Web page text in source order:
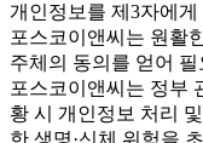
개인정보를 제3자에
포스코이앤씨는 원활
주체의 동의를 얻어
포스코이앤씨는 정부
황 시 개인정보 처리